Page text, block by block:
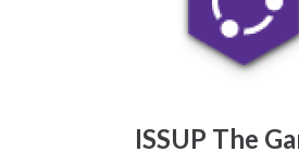
ISSUP The